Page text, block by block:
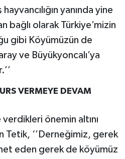
yanında yine
bağlı olarak Türkiye’mizin
gibi Köyümüzün de
ve Büyükyoncalı’ya
VERMEYE DEVAM
önemin altını
Tetik, ‘’Derneğimiz, gerek
eden gerek de köyümüz